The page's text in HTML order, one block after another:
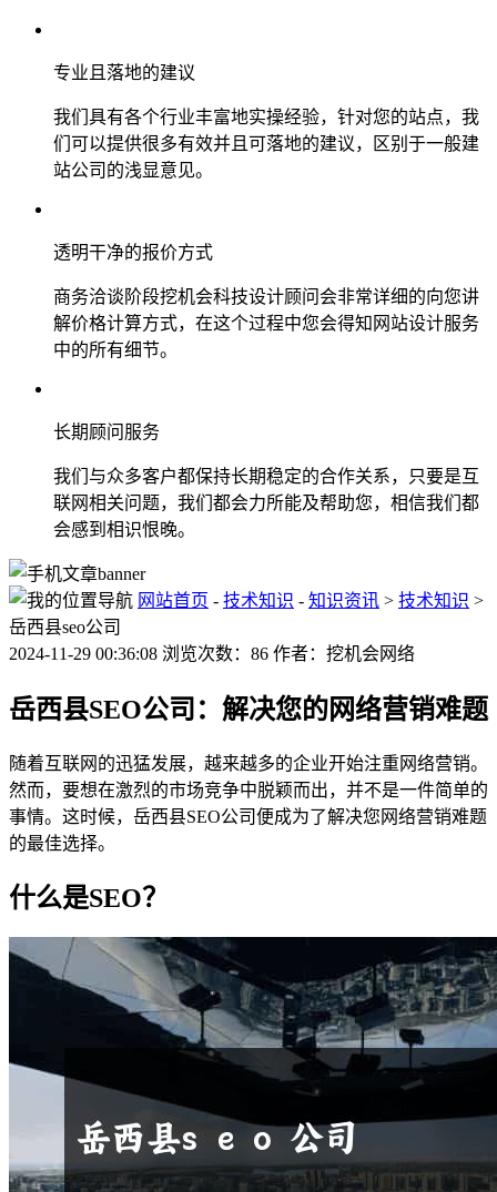
专业且落地的建议
我们具有各个行业丰富地实操经验，针对您的站点，我
们可以提供很多有效并且可落地的建议，区别于一般建
站公司的浅显意见。
透明干净的报价方式
商务洽谈阶段挖机会科技设计顾问会非常详细的向您讲
解价格计算方式，在这个过程中您会得知网站设计服务
中的所有细节。
长期顾问服务
我们与众多客户都保持长期稳定的合作关系，只要是互
联网相关问题，我们都会力所能及帮助您，相信我们都
会感到相识恨晚。
网站首页 - 技术知识 - 知识资讯 > 技术知识 >
岳西县seo公司
2024-11-29 00:36:08 浏览次数：86 作者：挖机会网络
岳西县SEO公司：解决您的网络营销难题
随着互联网的迅猛发展，越来越多的企业开始注重网络营销。
然而，要想在激烈的市场竞争中脱颖而出，并不是一件简单的
事情。这时候，岳西县SEO公司便成为了解决您网络营销难题
的最佳选择。
什么是SEO？